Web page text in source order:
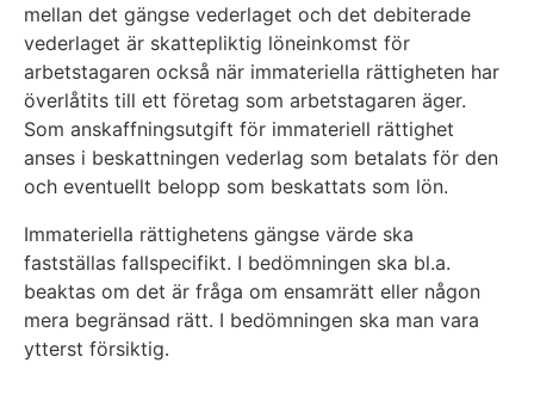
mellan det gängse vederlaget och det debiterade
vederlaget är skattepliktig löneinkomst för
arbetstagaren också när immateriella rättigheten har
överlåtits till ett företag som arbetstagaren äger.
Som anskaffningsutgift för immateriell rättighet
anses i beskattningen vederlag som betalats för den
och eventuellt belopp som beskattats som lön.
Immateriella rättighetens gängse värde ska
fastställas fallspecifikt. I bedömningen ska bl.a.
beaktas om det är fråga om ensamrätt eller någon
mera begränsad rätt. I bedömningen ska man vara
ytterst försiktig.